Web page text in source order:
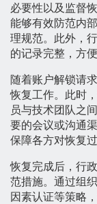
必要性以及监督
能够有效防范内
理规范。此外，
的记录完整，方
随着账户解锁请
恢复工作。此时
员与技术团队之
要的会议或沟通
保障各方对恢复
恢复完成后，行
范措施。通过组
因素认证等策略